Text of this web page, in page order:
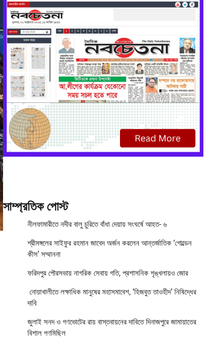
সাম্প্রতিক পোস্ট
নীলফামারীতে নদীর বালু চুরিতে বাঁধা দেয়ায় সংঘর্ষে আহত- ৬
শ্রীমঙ্গলের সাইফুর রহমান জাবেদ অর্জন করলেন আন্তর্জাতিক ‘গোল্ডেন
কীস’ সম্মাননা
ফরিদপুর পৌরসভায় নাগরিক সেবায় গতি, প্রশাসনিক শৃঙ্খলায়ও জোর
নোয়াখালীতে লক্ষাধিক মানুষের মহাসমাবেশ, ‘হিজবুত তাওহীদ’ নিষিদ্ধের
দাবি
জুলাই সনদ ও গণভোটের রায় বাস্তবায়নের দাবিতে দিনাজপুরে জামায়াতের
বিশাল গণমিছিল